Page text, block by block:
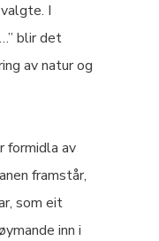
I
blir det
av natur og
formidla av
framstår,
som eit
inn i